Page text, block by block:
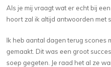
Als je mij vraagt wat er echt bij
hoort zal ik altijd antwoorden met
Ik heb aantal dagen terug scones
gemaakt. Dit was een groot
soep gegeten. Je raad het al ze